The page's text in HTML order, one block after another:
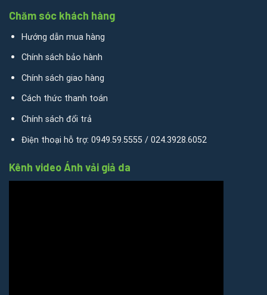
Chăm sóc khách hàng
Hướng dẫn mua hàng
Chính sách bảo hành
Chính sách giao hàng
Cách thức thanh toán
Chính sách đổi trả
Điện thoại hỗ trợ: 0949.59.5555 / 024.3928.6052
Kênh video Ánh vải giả da